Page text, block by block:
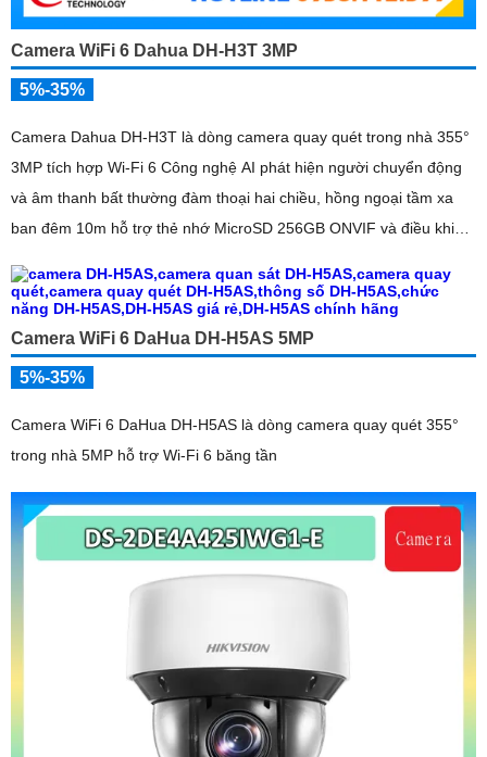
Camera WiFi 6 Dahua DH-H3T 3MP
5%-35%
Camera Dahua DH-H3T là dòng camera quay quét trong nhà 355°
3MP tích hợp Wi-Fi 6 Công nghệ AI phát hiện người chuyển động
và âm thanh bất thường đàm thoại hai chiều, hồng ngoại tầm xa
ban đêm 10m hỗ trợ thẻ nhớ MicroSD 256GB ONVIF và điều khiển
Camera WiFi 6 DaHua DH-H5AS 5MP
5%-35%
Camera WiFi 6 DaHua DH-H5AS là dòng camera quay quét 355°
trong nhà 5MP hỗ trợ Wi-Fi 6 băng tần